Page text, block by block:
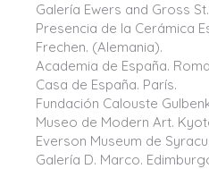
Galería Ewers and Gross
Presencia de la Cerámica
Frechen. (Alemania).
Academia de España.
Casa de España. París.
Fundación Calouste
Museo de Modern Art.
Everson Museum de
Galería D. Marco.